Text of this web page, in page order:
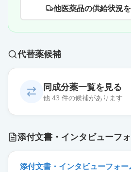
他医薬品の供給状況
代替薬候補
同成分薬一覧を見る
他 43 件の候補があります
治」
薬価 10.80 円
添付文書・インタビューフ
添付文書・インタビューフォー